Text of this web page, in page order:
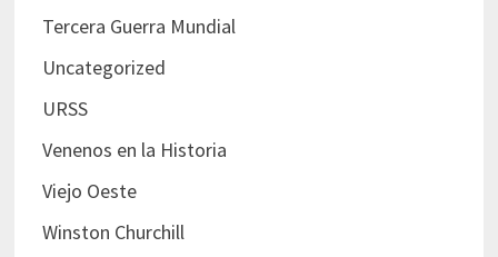
Tercera Guerra Mundial
Uncategorized
URSS
Venenos en la Historia
Viejo Oeste
Winston Churchill